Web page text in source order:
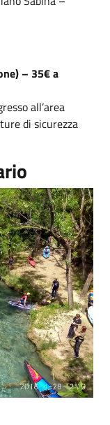
– 35€ a
all’area
di sicurezza